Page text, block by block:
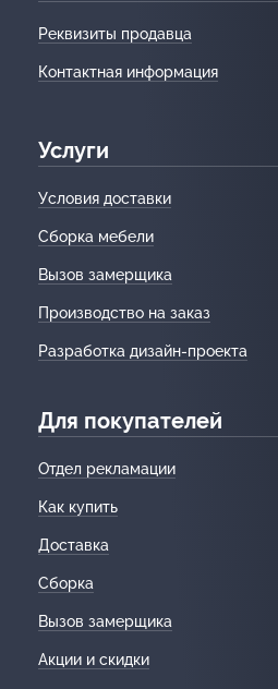
Реквизиты продавца
Контактная информация
Услуги
Условия доставки
Сборка мебели
Вызов замерщика
Производство на заказ
Разработка дизайн-проекта
Для покупателей
Отдел рекламации
Как купить
Доставка
Сборка
Вызов замерщика
Акции и скидки